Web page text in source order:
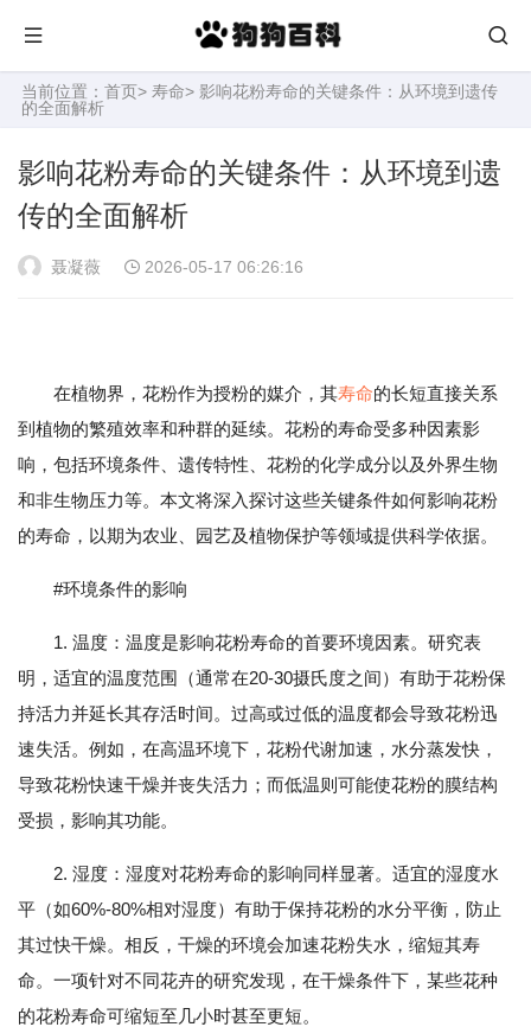
当前位置： 首页> 寿命> 影响花粉寿命的关键条件：从环境到遗传
的全面解析
影响花粉寿命的关键条件：从环境到遗
传的全面解析
聂凝薇 2026-05-17 06:26:16
在植物界，花粉作为授粉的媒介，其寿命的长短直接关系
到植物的繁殖效率和种群的延续。花粉的寿命受多种因素影
响，包括环境条件、遗传特性、花粉的化学成分以及外界生物
和非生物压力等。本文将深入探讨这些关键条件如何影响花粉
的寿命，以期为农业、园艺及植物保护等领域提供科学依据。
#环境条件的影响
1. 温度：温度是影响花粉寿命的首要环境因素。研究表
明，适宜的温度范围（通常在20-30摄氏度之间）有助于花粉保
持活力并延长其存活时间。过高或过低的温度都会导致花粉迅
速失活。例如，在高温环境下，花粉代谢加速，水分蒸发快，
导致花粉快速干燥并丧失活力；而低温则可能使花粉的膜结构
受损，影响其功能。
2. 湿度：湿度对花粉寿命的影响同样显著。适宜的湿度水
平（如60%-80%相对湿度）有助于保持花粉的水分平衡，防止
其过快干燥。相反，干燥的环境会加速花粉失水，缩短其寿
命。一项针对不同花卉的研究发现，在干燥条件下，某些花种
的花粉寿命可缩短至几小时甚至更短。